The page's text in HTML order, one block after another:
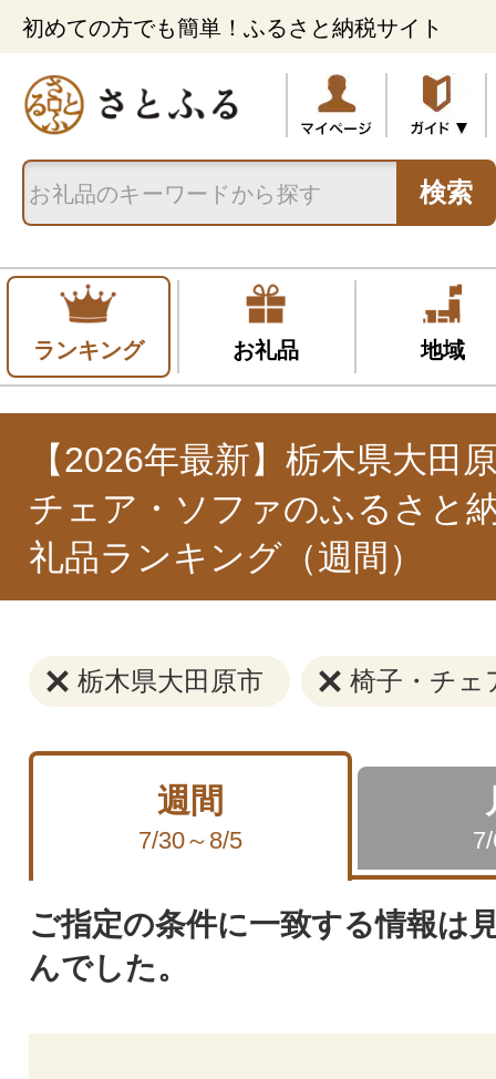
初めての方でも簡単！ふるさと納税サイト
検索
ランキング お礼品 地域
【2026年最新】栃木県大田
チェア・ソファのふるさと
礼品ランキング（週間）
栃木県大田原市 椅子・チェ
週間
7/30～8/5
ご指定の条件に一致する情報は
んでした。